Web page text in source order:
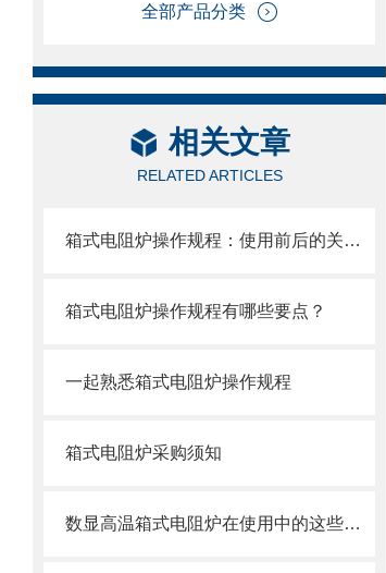
全部产品分类
相关文章
RELATED ARTICLES
箱式电阻炉操作规程：使用前后的关键注意事项
箱式电阻炉操作规程有哪些要点？
一起熟悉箱式电阻炉操作规程
箱式电阻炉采购须知
数显高温箱式电阻炉在使用中的这些要点你都清楚吗？